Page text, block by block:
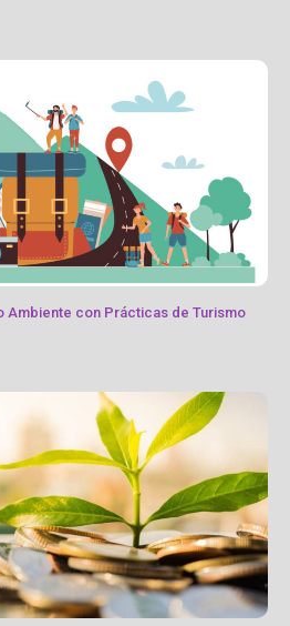
Ambiente con Prácticas de Turismo